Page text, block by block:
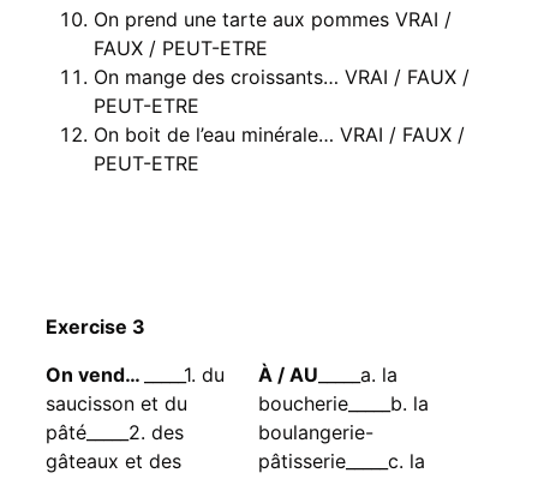
On prend une tarte aux pommes VRAI /
FAUX / PEUT-ETRE
On mange des croissants… VRAI / FAUX /
PEUT-ETRE
On boit de l’eau minérale… VRAI / FAUX /
PEUT-ETRE
Exercise 3
On vend…
_____1. du
saucisson et du
pâté_____2. des
gâteaux et des
À / AU _____a. la
boucherie_____b. la
boulangerie-
pâtisserie_____c. la